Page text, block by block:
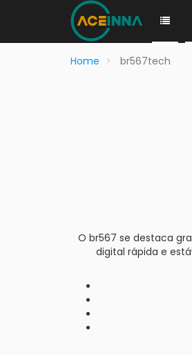
Home br567tech
O br567 se destaca
digital rápida e